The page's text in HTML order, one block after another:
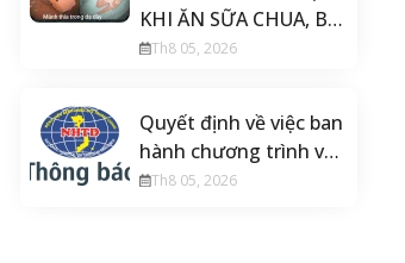
KHI ĂN SỮA CHUA, BÉ
20 THÁNG TUỔI PHẢI
Th8 05, 2026
Quyết định về việc ban
hành chương trình và
tài liệu đào tạo liên tục
Th8 05, 2026